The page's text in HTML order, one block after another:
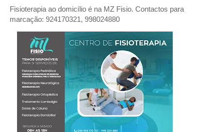
Fisioterapia ao domicílio é na MZ Fisio. Contactos para
marcação: 924170321, 998024880